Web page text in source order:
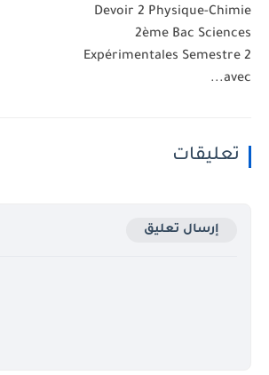
Devoir 2 Physique-Chimie
2ème Bac Sciences
Expérimentales Semestre 2
avec...
تعليقات
إرسال تعليق